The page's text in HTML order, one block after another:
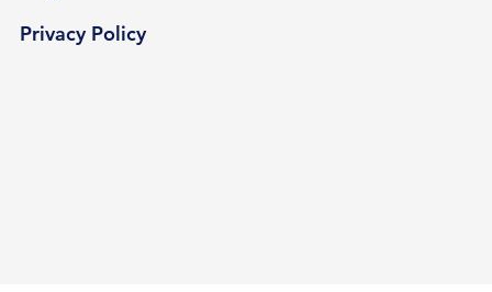
Privacy Policy